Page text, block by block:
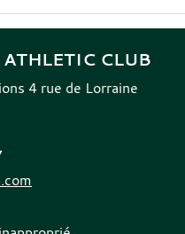
ATHLETIC CLUB
4 rue de Lorraine